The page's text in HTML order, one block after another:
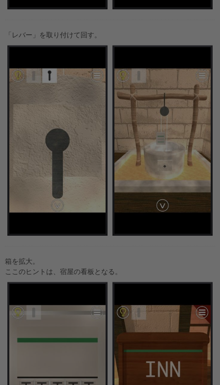
「レバー」を取り付けて回す。
箱を拡大。
ここのヒントは、宿屋の看板となる。